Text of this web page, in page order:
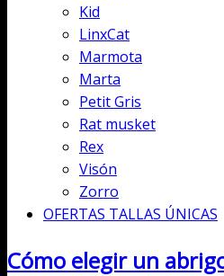
Kid
LinxCat
Marmota
Marta
Petit Gris
Rat musket
Rex
Visón
Zorro
OFERTAS TALLAS ÚNICAS
Cómo elegir un